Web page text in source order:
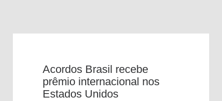
Acordos Brasil recebe
prêmio internacional nos
Estados Unidos